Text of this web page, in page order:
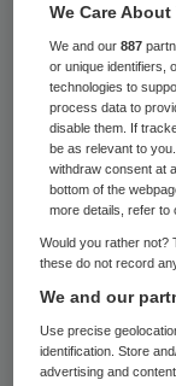
bijna
is een
voorkomen.
Met name
van boord
brandbrief
samen met
We Care
We and our887
or unique identifiers,
technologies to
process data to
disable them. If
be as relevant to
withdraw consent at
bottom of the
more details, refer to
Would you rather not?
these do not record
We and our
Use precise
identification. Store
advertising and